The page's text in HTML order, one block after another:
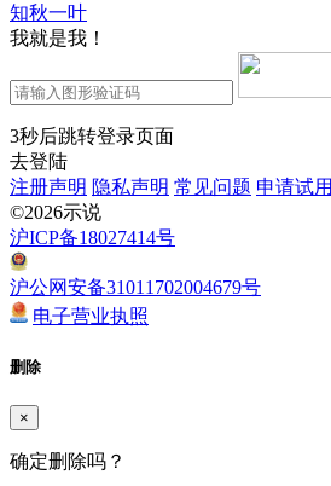
知秋一叶
我就是我！
3秒后跳转登录页面
去登陆
注册声明 隐私声明 常见问题 申请试用
©2026示说
沪ICP备18027414号
沪公网安备31011702004679号
电子营业执照
删除
×
确定删除吗？